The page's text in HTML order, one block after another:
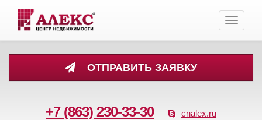
ОТПРАВИТЬ ЗАЯВКУ
+7 (863) 230-33-30 cnalex.ru
Toggle